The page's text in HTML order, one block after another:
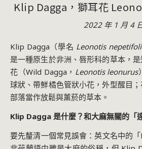
Klip Dagga，獅耳花
2022 年 1 月 4
Klip Dagga（學名 Leonotis
是一種原生於非洲、唇形科的草本，
花（Wild Dagga， Leonotis leonurus
球狀、帶鮮橘色管狀小花，外型醒目
部落當作放鬆與薰菸的草本。
Klip Dagga 是什麼？和大麻無關的「
要先釐清一個常見誤會：英文名中的